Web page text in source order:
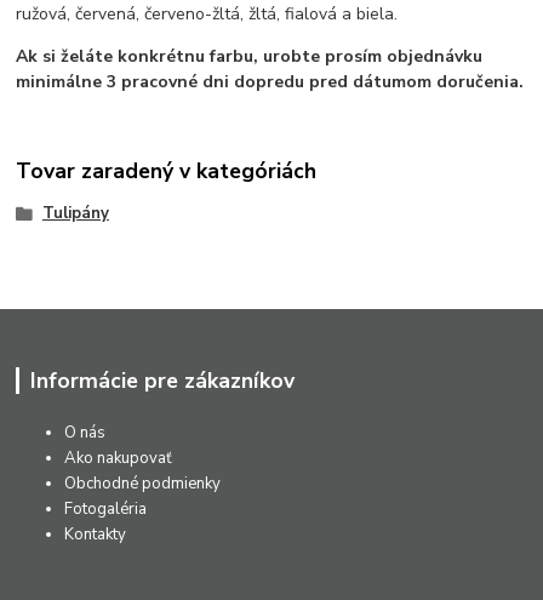
ružová, červená, červeno-žltá, žltá, fialová a biela.
Ak si želáte konkrétnu farbu, urobte prosím objednávku
minimálne 3 pracovné dni dopredu pred dátumom doručenia.
Tovar zaradený v kategóriách
Tulipány
Informácie pre zákazníkov
O nás
Ako nakupovať
Obchodné podmienky
Fotogaléria
Kontakty